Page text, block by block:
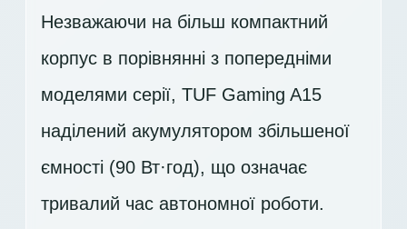
Незважаючи на більш компактний
корпус в порівнянні з попередніми
моделями серії, TUF Gaming A15
наділений акумулятором збільшеної
ємності (90 Вт·год), що означає
тривалий час автономної роботи.